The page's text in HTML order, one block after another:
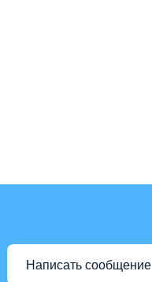
Написать сообщение